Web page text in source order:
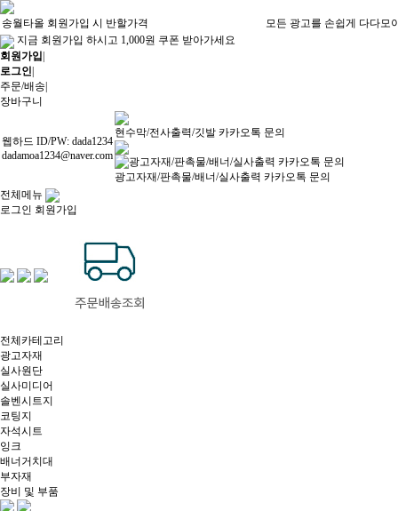
송월타올 회원가입 시 반할가격
모든 광고를 손쉽게 다다모
지금 회원가입 하시고 1,000원 쿠폰 받아가세요
회원가입|
로그인|
주문/배송|
장바구니
웹하드 ID/PW: dada1234
dadamoa1234@naver.com
현수막/전사출력/깃발 카카오톡 문의
광고자재/판촉물/배너/실사출력 카카오톡 문의
전체메뉴
로그인 회원가입
전체카테고리
광고자재
실사원단
실사미디어
솔벤시트지
코팅지
자석시트
잉크
배너거치대
부자재
장비 및 부품